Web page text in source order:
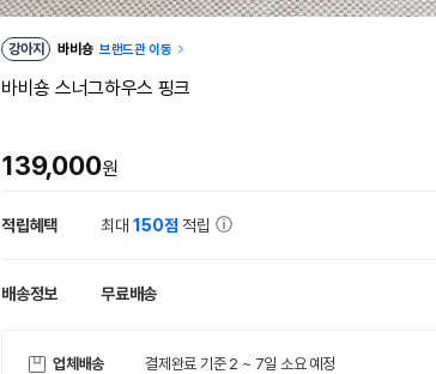
강아지 바비숑 브랜드관 이동
바비숑 스너그하우스 핑크
139,000원
적립혜택 최대150점 적립
배송정보 무료배송
업체배송 결제완료 기준 2 ~ 7일 소요 예정